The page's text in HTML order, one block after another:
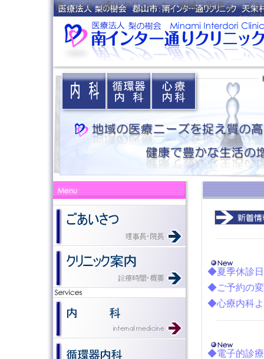
南インター通りクリニック｜地域の医療ニーズ
に貢
◆夏季休診
◆ご予約の変
◆心療内科
◆電子的診療